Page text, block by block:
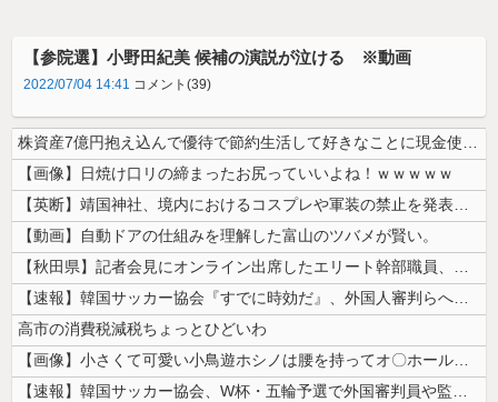
【参院選】小野田紀美 候補の演説が泣ける ※動画
2022/07/04 14:41 コメント(39)
株資産7億円抱え込んで優待で節約生活して好きなことに現金使わないまま死...
【画像】日焼け口リの締まったお尻っていいよね！ｗｗｗｗｗ
【英断】靖国神社、境内におけるコスプレや軍装の禁止を発表「厳粛で神聖な...
【動画】自動ドアの仕組みを理解した富山のツバメが賢い。
【秋田県】記者会見にオンライン出席したエリート幹部職員、バスローブ姿で...
【速報】韓国サッカー協会『すでに時効だ』、外国人審判らへ性的接待疑惑→...
高市の消費税減税ちょっとひどいわ
【画像】小さくて可愛い小鳥遊ホシノは腰を持ってオ〇ホールを使うかの様な...
【速報】韓国サッカー協会、W杯・五輪予選で外国審判員や監督官を性接待！...